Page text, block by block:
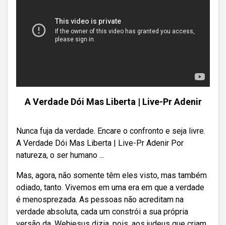
A Verdade Dói Mas Liberta | Live-Pr Adenir
Nunca fuja da verdade. Encare o confronto e seja livre.
A Verdade Dói Mas Liberta | Live-Pr Adenir Por
natureza, o ser humano ...
Mas, agora, não somente têm eles visto, mas também
odiado, tanto. Vivemos em uma era em que a verdade
é menosprezada. As pessoas não acreditam na
verdade absoluta, cada um constrói a sua própria